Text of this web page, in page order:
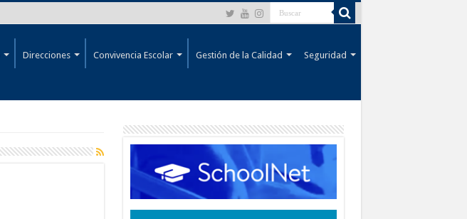
Seguridad
Gestión de la Calidad
Convivencia Escolar
Direcciones